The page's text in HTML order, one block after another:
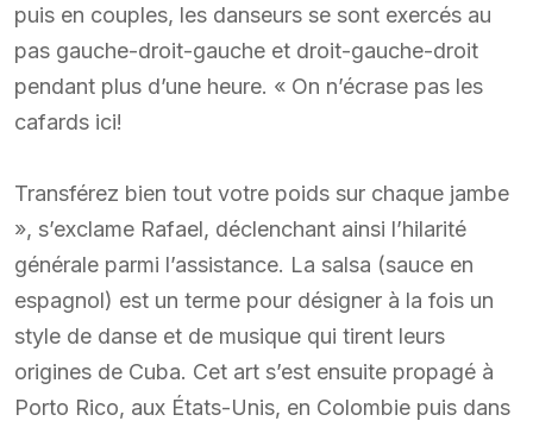
puis en couples, les danseurs se sont exercés au
pas gauche-droit-gauche et droit-gauche-droit
pendant plus d’une heure. « On n’écrase pas les
cafards ici!
Transférez bien tout votre poids sur chaque jambe
», s’exclame Rafael, déclenchant ainsi l’hilarité
générale parmi l’assistance. La salsa (sauce en
espagnol) est un terme pour désigner à la fois un
style de danse et de musique qui tirent leurs
origines de Cuba. Cet art s’est ensuite propagé à
Porto Rico, aux États-Unis, en Colombie puis dans